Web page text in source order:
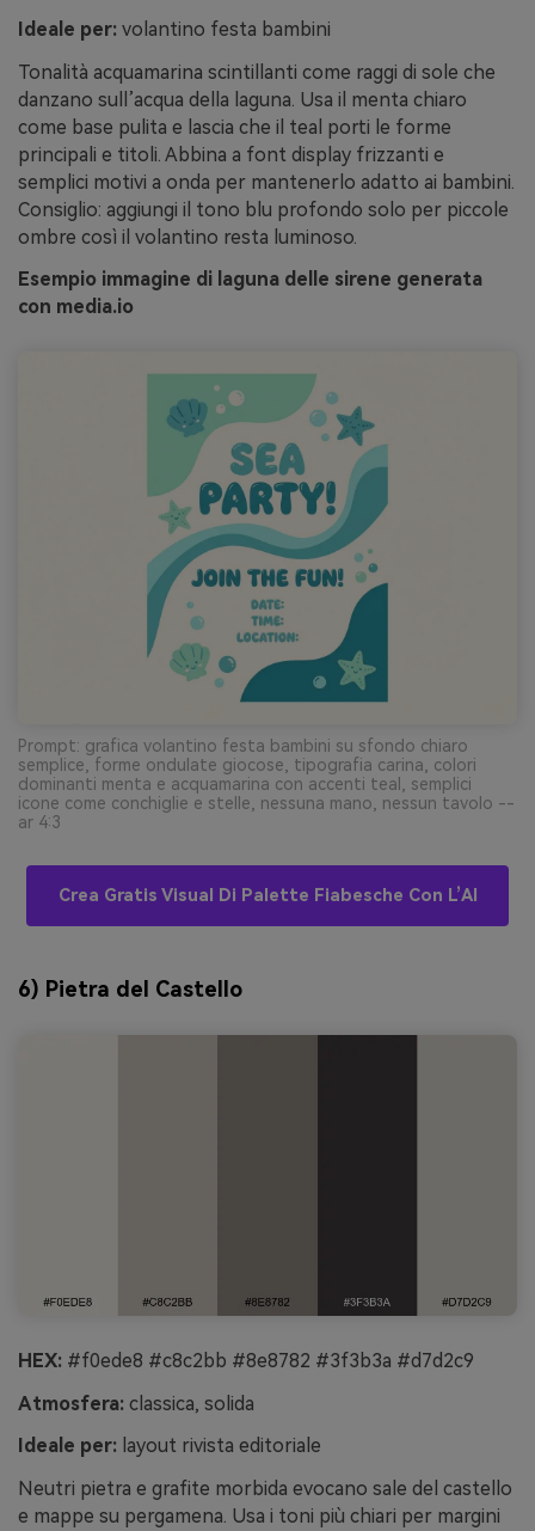
Ideale per: volantino festa bambini
Tonalità acquamarina scintillanti come raggi di sole che
danzano sull’acqua della laguna. Usa il menta chiaro
come base pulita e lascia che il teal porti le forme
principali e titoli. Abbina a font display frizzanti e
semplici motivi a onda per mantenerlo adatto ai bambini.
Consiglio: aggiungi il tono blu profondo solo per piccole
ombre così il volantino resta luminoso.
Esempio immagine di laguna delle sirene generata
con media.io
Prompt: grafica volantino festa bambini su sfondo chiaro
semplice, forme ondulate giocose, tipografia carina, colori
dominanti menta e acquamarina con accenti teal, semplici
icone come conchiglie e stelle, nessuna mano, nessun tavolo --
ar 4:3
Crea Gratis Visual Di Palette Fiabesche Con L’AI
6) Pietra del Castello
HEX: #f0ede8 #c8c2bb #8e8782 #3f3b3a #d7d2c9
Atmosfera: classica, solida
Ideale per: layout rivista editoriale
Neutri pietra e grafite morbida evocano sale del castello
e mappe su pergamena. Usa i toni più chiari per margini